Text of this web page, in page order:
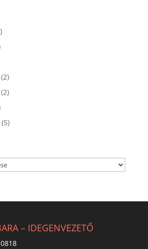
(5)
– IDEGENVEZETŐ